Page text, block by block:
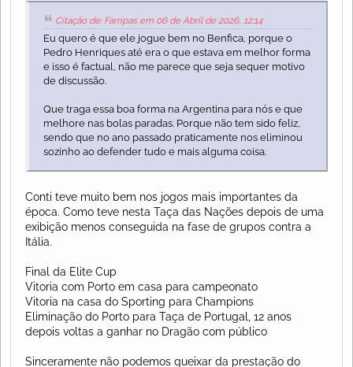
Citação de: Farripas em 06 de Abril de 2026, 12:14
Eu quero é que ele jogue bem no Benfica, porque o
Pedro Henriques até era o que estava em melhor forma
e isso é factual, não me parece que seja sequer motivo
de discussão.
Que traga essa boa forma na Argentina para nós e que
melhore nas bolas paradas. Porque não tem sido feliz,
sendo que no ano passado praticamente nos eliminou
sozinho ao defender tudo e mais alguma coisa.
Conti teve muito bem nos jogos mais importantes da
época. Como teve nesta Taça das Nações depois de uma
exibição menos conseguida na fase de grupos contra a
Itália.
Final da Elite Cup
Vitoria com Porto em casa para campeonato
Vitoria na casa do Sporting para Champions
Eliminação do Porto para Taça de Portugal, 12 anos
depois voltas a ganhar no Dragão com público
Sinceramente não podemos queixar da prestação do